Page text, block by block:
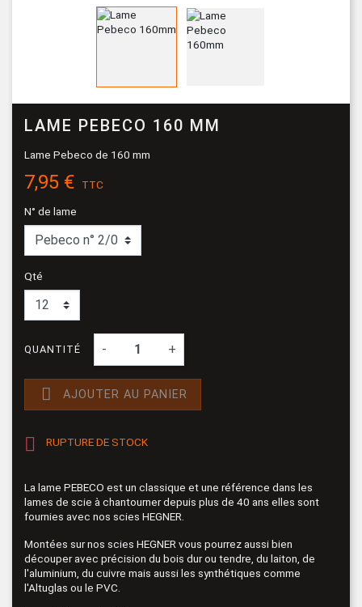
LAME PEBECO 160 MM
Lame Pebeco de 160 mm
7,95 € TTC
N° de lame
Qté
QUANTITÉ - +
 AJOUTER AU PANIER
 RUPTURE DE STOCK
La lame PEBECO est un classique et une référence dans les
lames de scie à chantourner depuis plus de 40 ans elles sont
fournies avec nos scies HEGNER.
Montées sur nos scies HEGNER vous pourrez aussi bien
découper avec précision du bois dur ou tendre, du laiton, de
l'aluminium, du cuivre mais aussi les synthétiques comme
l'Altuglas ou le PVC.